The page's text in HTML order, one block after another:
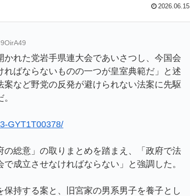
2026.06.15
れた党岩手県連大会であいさつし、今国会
ばならないものの一つが皇室典範だ」と述
など野党の反発が避けられない法案に先駆
GYT1T00378/
総意」の取りまとめを踏まえ、「政府で法
成立させなければならない」と強調した。
持する案と、旧宮家の男系男子を養子とし